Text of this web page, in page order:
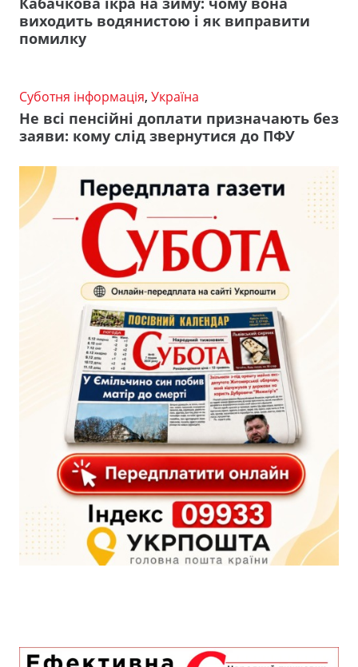
виходить водянистою і як виправити
помилку
Суботня інформація, Україна
Не всі пенсійні доплати призначають без
заяви: кому слід звернутися до ПФУ